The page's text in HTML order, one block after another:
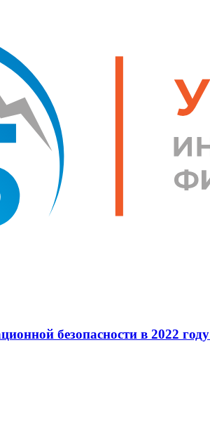
безопасности в 2022 году